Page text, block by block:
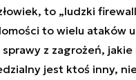
to „ludzki
to wielu ataków
z zagrożeń,
jest ktoś inny,